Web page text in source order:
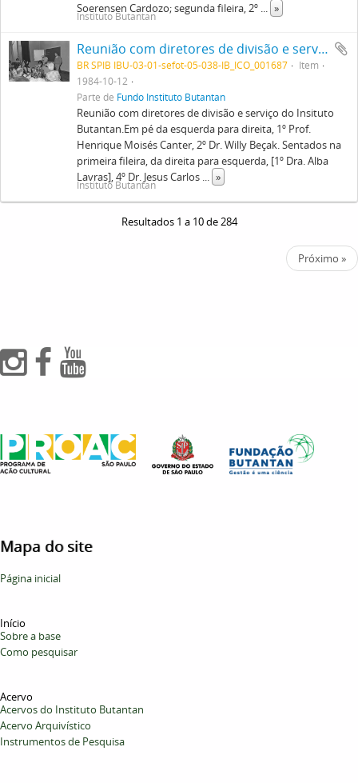
Soerensen Cardozo; segunda fileira, 2º ... »
Instituto Butantan
Reunião com diretores de divisão e serviço do Instituto Butantan. Em pé da esquerda para direita, 1º Prof. Henrique Moisés Canter, 2º Dr. Willy Beçak. Sentados na primeira fileira, da direita para esquerda, [1º Dra. Alba Lavras], 4º Dr. Jesus Carlos Machado, 5º Dr. Bruno Soerensen Cardozo; segunda fileira, 2º Dr. Isaías Raw, 3º Dra. Zuleika Picarelli Ribeiro do Valle.
BR SPIB IBU-03-01-sefot-05-038-IB_ICO_001687
Item
1984-10-12
Parte de Fundo Instituto Butantan
Reunião com diretores de divisão e serviço do Insituto
Butantan.Em pé da esquerda para direita, 1º Prof.
Henrique Moisés Canter, 2º Dr. Willy Beçak. Sentados na
primeira fileira, da direita para esquerda, [1º Dra. Alba
Lavras], 4º Dr. Jesus Carlos ... »
Instituto Butantan
Resultados 1 a 10 de 284
Próximo »
Mapa do site
Página inicial
Início
Sobre a base
Como pesquisar
Acervo
Acervos do Instituto Butantan
Acervo Arquivístico
Instrumentos de Pesquisa